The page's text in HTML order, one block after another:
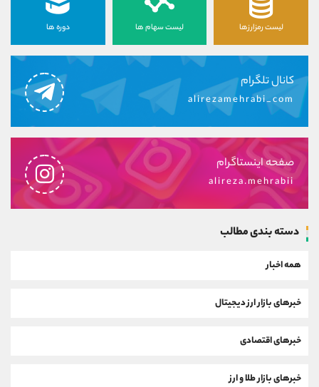
لیست رمزارزها لیست سهام ها دوره ها
کانال تلگرام
alirezamehrabi_com
صفحه اینستاگرام
alireza.mehrabii
دسته بندی مطالب
همه اخبار
خبرهای بازار ارز دیجیتال
خبرهای اقتصادی
خبرهای بازار طلا و ارز